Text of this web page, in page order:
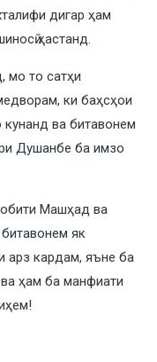
дигар ҳам
ҳастанд.
мо то сатҳи
ки баҳсҳои
ва битавонем
Душанбе ба имзо
Машҳад ва
як
арз кардам, яъне ба
ҳам ба манфиати